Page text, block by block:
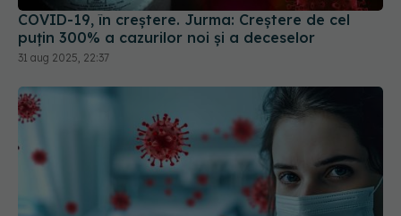
COVID-19, în creștere. Jurma: Creștere de cel
puțin 300% a cazurilor noi și a deceselor
31 aug 2025, 22:37